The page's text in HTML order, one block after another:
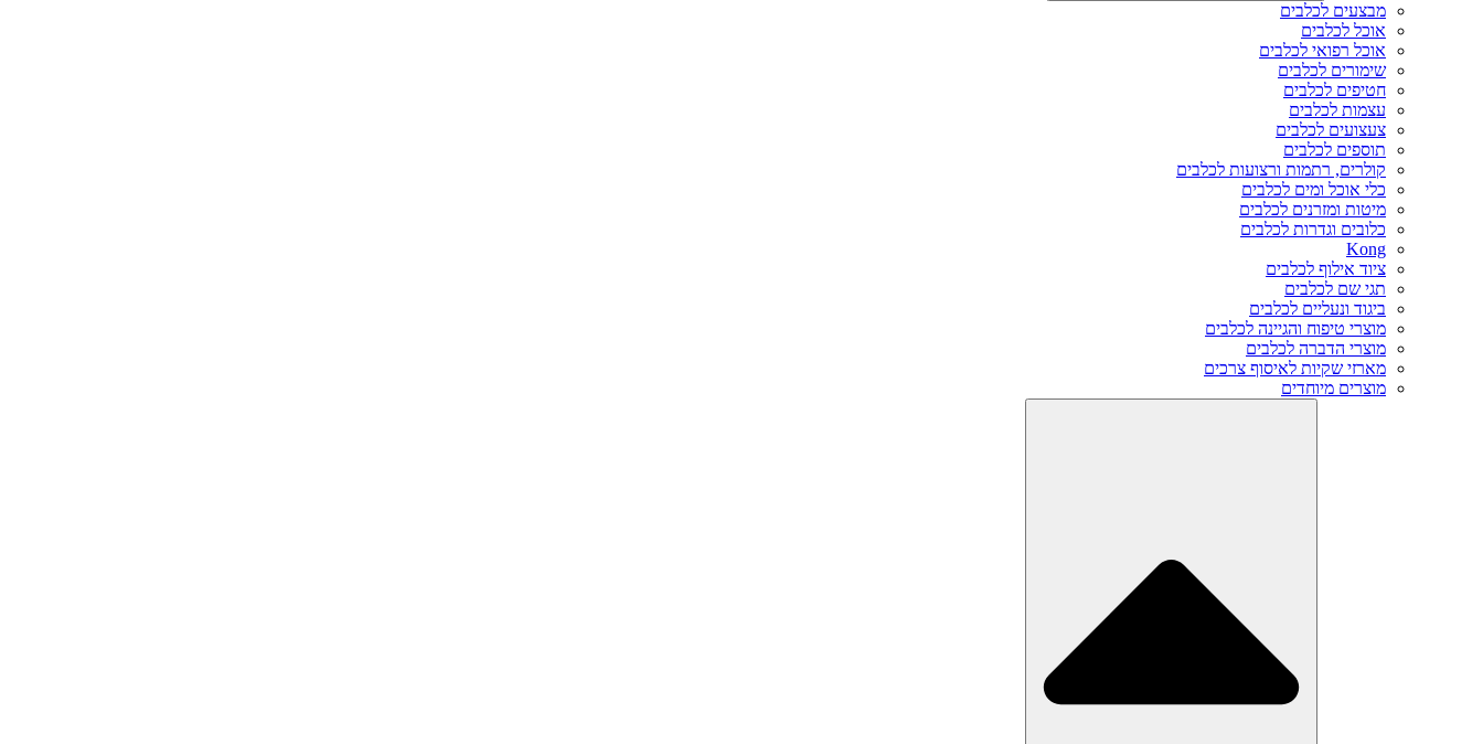
מבצעים לכלבים
אוכל לכלבים
אוכל רפואי לכלבים
שימורים לכלבים
חטיפים לכלבים
עצמות לכלבים
צעצועים לכלבים
תוספים לכלבים
קולרים, רתמות ורצועות לכלבים
כלי אוכל ומים לכלבים
מיטות ומזרנים לכלבים
כלובים וגדרות לכלבים
Kong
ציוד אילוף לכלבים
תגי שם לכלבים
ביגוד ונעליים לכלבים
מוצרי טיפוח והגיינה לכלבים
מוצרי הדברה לכלבים
מארזי שקיות לאיסוף צרכים
מוצרים מיוחדים